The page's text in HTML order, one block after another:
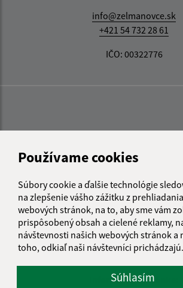
Používame cookies
Súbory cookie a ďalšie technológie
na zlepšenie vášho zážitku z
webových stránok, na to, aby sme vám
prispôsobený obsah a cielené reklamy,
návštevnosti našich webových stránok a
toho, odkiaľ naši návštevníci prichádzajú.
Súhlasím
info@zelmanovce.sk
+421 54 732 28 61
IČO: 00322776
Informácie o stránke: